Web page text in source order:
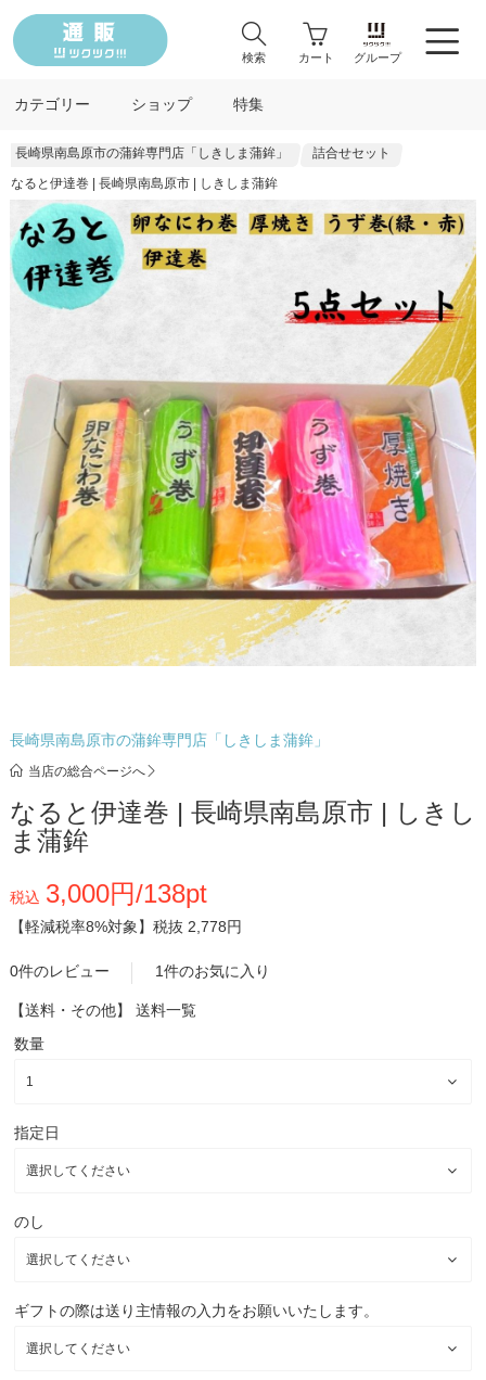
検索 カート グループ
カテゴリー ショップ 特集
長崎県南島原市の蒲鉾専門店「しきしま蒲鉾」
詰合せセット
なると伊達巻 | 長崎県南島原市 | しきしま蒲鉾
長崎県南島原市の蒲鉾専門店「しきしま蒲鉾」
当店の総合ページへ
なると伊達巻 | 長崎県南島原市 | しきし
ま蒲鉾
税込 3,000円/138pt
【軽減税率8%対象】 税抜 2,778円
0件のレビュー 1件のお気に入り
【送料・その他】 送料一覧
数量
指定日
のし
ギフトの際は送り主情報の入力をお願いいたします。